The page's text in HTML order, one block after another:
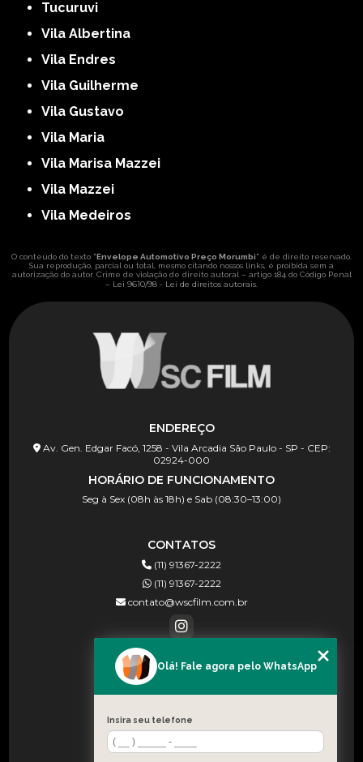
Tucuruvi
Vila Albertina
Vila Endres
Vila Guilherme
Vila Gustavo
Vila Maria
Vila Marisa Mazzei
Vila Mazzei
Vila Medeiros
O conteúdo do texto "Envelope Automotivo Preço Morumbi" é de direito reservado.
Sua reprodução, parcial ou total, mesmo citando nossos links, é proibida sem a
autorização do autor. Crime de violação de direito autoral – artigo 184 do Código Penal
– Lei 9610/98 - Lei de direitos autorais
ENDEREÇO
Av. Gen. Edgar Facó, 1258 - Vila Arcadia São Paulo - SP - CEP:
02924-000
HORÁRIO DE FUNCIONAMENTO
Seg à Sex (08h às 18h) e Sab (08:30–13:00)
CONTATOS
(11) 91367-2222
(11) 91367-2222
contato@wscfilm.com.br
MENU
HOME
BLOG
CONTATO
Olá! Fale agora pelo WhatsApp
Insira seu telefone